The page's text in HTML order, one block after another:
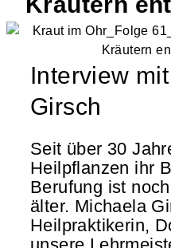
Interview
Girsch
Seit über 30
Heilpflanzen ihr
Berufung ist
älter. Michaela
Heilpraktikerin,